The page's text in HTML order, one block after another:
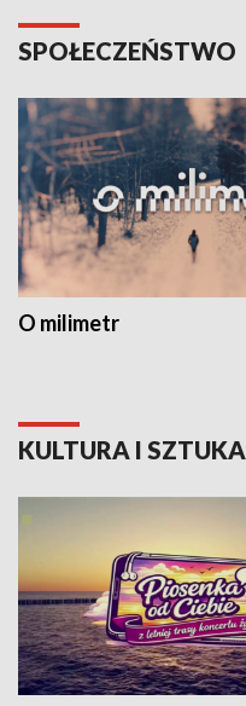
SPOŁECZEŃSTWO
O milimetr
KULTURA I SZTUKA